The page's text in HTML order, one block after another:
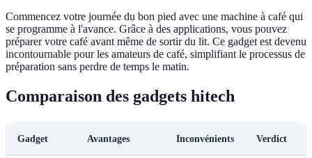
Commencez votre journée du bon pied avec une machine à café qui
se programme à l'avance. Grâce à des applications, vous pouvez
préparer votre café avant même de sortir du lit. Ce gadget est devenu
incontournable pour les amateurs de café, simplifiant le processus de
préparation sans perdre de temps le matin.
Comparaison des gadgets hitech
Gadget Avantages Inconvénients Verdict